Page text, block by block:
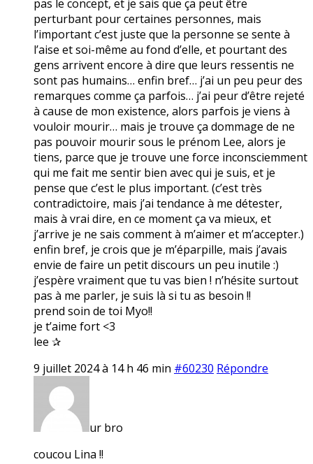
pas le concept, et je sais que ça peut être
perturbant pour certaines personnes, mais
l’important c’est juste que la personne se sente à
l’aise et soi-même au fond d’elle, et pourtant des
gens arrivent encore à dire que leurs ressentis ne
sont pas humains… enfin bref… j’ai un peu peur des
remarques comme ça parfois… j’ai peur d’être rejeté
à cause de mon existence, alors parfois je viens à
vouloir mourir… mais je trouve ça dommage de ne
pas pouvoir mourir sous le prénom Lee, alors je
tiens, parce que je trouve une force inconsciemment
qui me fait me sentir bien avec qui je suis, et je
pense que c’est le plus important. (c’est très
contradictoire, mais j’ai tendance à me détester,
mais à vrai dire, en ce moment ça va mieux, et
j’arrive je ne sais comment à m’aimer et m’accepter.)
enfin bref, je crois que je m’éparpille, mais j’avais
envie de faire un petit discours un peu inutile :)
j’espère vraiment que tu vas bien ! n’hésite surtout
pas à me parler, je suis là si tu as besoin !!
prend soin de toi Myo!!
je t’aime fort <3
lee ✰
9 juillet 2024 à 14 h 46 min #60230 Répondre
ur bro
coucou Lina !!